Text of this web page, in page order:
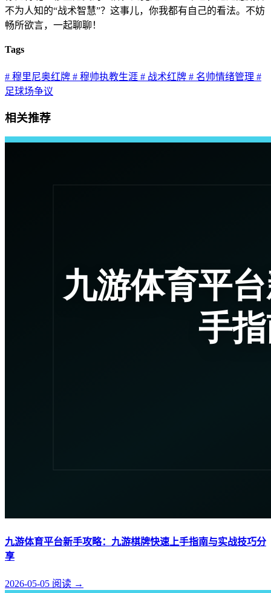
不为人知的“战术智慧”？这事儿，你我都有自己的看法。不妨
畅所欲言，一起聊聊！
Tags
# 穆里尼奥红牌 # 穆帅执教生涯 # 战术红牌 # 名帅情绪管理 #
足球场争议
相关推荐
九游体育平台新手攻略：九游棋牌快速上手指南与实战技巧分
享
2026-05-05 阅读 →